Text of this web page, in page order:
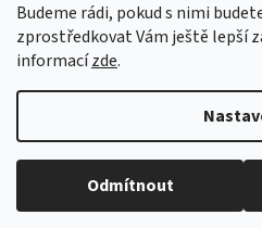
Budeme rádi, pokud s nimi
zprostředkovat Vám ještě lepší
informacízde.
Odmítnout
. Všechna
Could not